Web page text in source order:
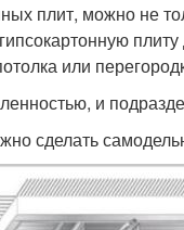
плит, можно не
или
и
сделать